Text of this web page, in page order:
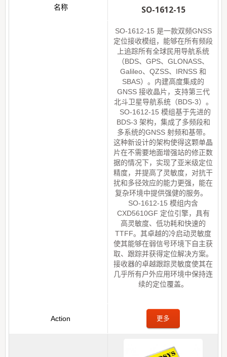
SO-1612-15
SO-1612-15 是一款双频GNSS
定位接收模组，能够在所有频段
上追踪所有全球民用导航系统
（BDS、GPS、GLONASS、
Galileo、QZSS、IRNSS 和
SBAS）。内建高度集成的
GNSS 接收晶片，支持第三代
北斗卫星导航系统（BDS-3）。
SO-1612-15 模组基于先进的
BDS-3 架构，集成了多频段和
多系统的GNSS 射频和基带。
这种新设计的架构使得这颗单晶
片在不需要地面增强站的修正数
据的情况下，实现了亚米级定位
精度，并提高了灵敏度，对抗干
扰和多径效应的能力更强，能在
复杂环境中提供强健的服务。
SO-1612-15 模组内含
CXD5610GF 定位引擎，具有
高灵敏度、低功耗和快速的
TTFF。其卓越的冷启动灵敏度
使其能够在弱信号环境下自主获
取、跟踪并获得定位解决方案。
接收器的卓越跟踪灵敏度使其在
几乎所有户外应用环境中保持连
续的定位覆盖。
更多